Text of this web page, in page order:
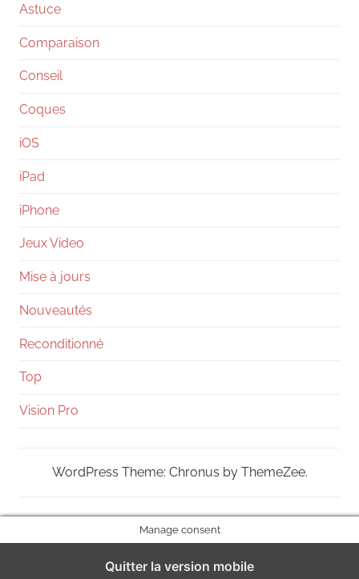
Astuce
Comparaison
Conseil
Coques
iOS
iPad
iPhone
Jeux Video
Mise à jours
Nouveautés
Reconditionné
Top
Vision Pro
WordPress Theme: Chronus by ThemeZee.
Manage consent
Quitter la version mobile